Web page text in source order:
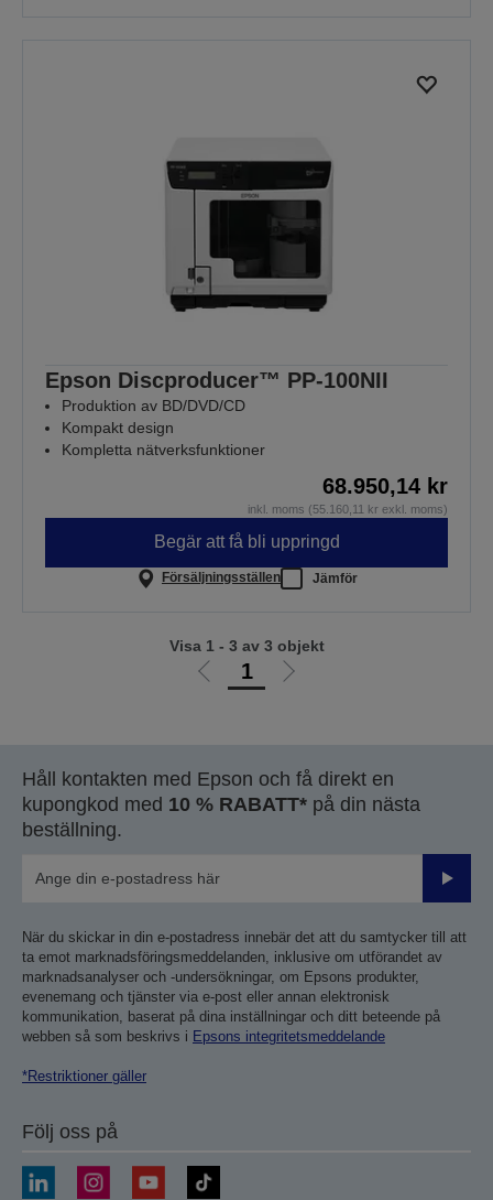
Epson Discproducer™ PP-100NII
Produktion av BD/DVD/CD
Kompakt design
Kompletta nätverksfunktioner
68.950,14 kr
inkl. moms (55.160,11 kr exkl. moms)
Begär att få bli uppringd
Försäljningsställen Jämför
Gå
1
Gå
Visa 1 - 3 av 3 objekt
Håll kontakten med Epson och få direkt en
kupongkod med 10 % RABATT* på din nästa
beställning.
Skicka
När du skickar in din e-postadress innebär det att du samtycker till att
ta emot marknadsföringsmeddelanden, inklusive om utförandet av
marknadsanalyser och -undersökningar, om Epsons produkter,
evenemang och tjänster via e-post eller annan elektronisk
kommunikation, baserat på dina inställningar och ditt beteende på
webben så som beskrivs i Epsons integritetsmeddelande
*Restriktioner gäller
Följ oss på